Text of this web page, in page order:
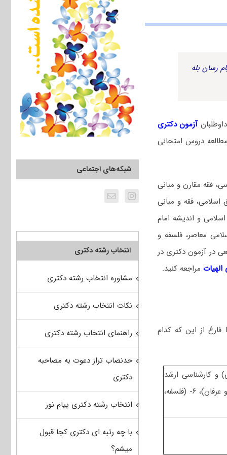
رسان بله
آزمون دکتری
دروس امتحانی
فقه مقارن و مبانی
فقه و مبانی
و اندیشه امام
معاصر، فلسفه و
در آزمون دکتری در
مراجعه کنید.
از این که کدام
شامل ۲- (زبان عربی) و کارشناسی ارشد
شامل ۳- (علوم قرآنی، تفسیر، حدیث)، ۴- (فقه – اصول)، ۵- (ادیان و عرفان)، ۶- (فلسفه،
شبکه‌های اجتماعی
انتخاب رشته دکتری
مشاوره انتخاب رشته دکتری
نکات انتخاب رشته دکتری
راهنمای انتخاب رشته دکتری
حدنصاب تراز دعوت به مصاحبه
دکتری
انتخاب رشته دکتری پیام نور
با چه رتبه ای دکتری کجا قبول
میشم؟